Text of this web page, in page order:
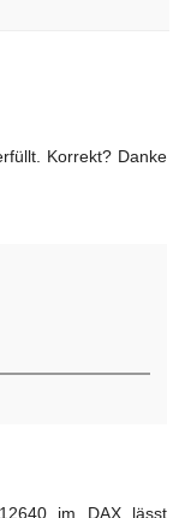
Korrekt? Danke
im DAX lässt